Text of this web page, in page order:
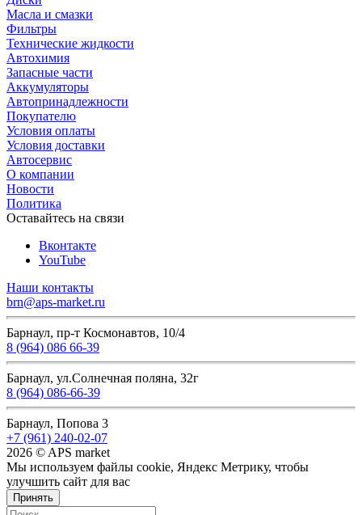
Масла и смазки
Фильтры
Технические жидкости
Автохимия
Запасные части
Аккумуляторы
Автопринадлежности
Покупателю
Условия оплаты
Условия доставки
Автосервис
О компании
Новости
Политика
Оставайтесь на связи
Вконтакте
YouTube
Наши контакты
brn@aps-market.ru
Барнаул, пр-т Космонавтов, 10/4
8 (964) 086 66-39
Барнаул, ул.Солнечная поляна, 32г
8 (964) 086-66-39
Барнаул, Попова 3
+7 (961) 240-02-07
2026 © APS market
Мы используем файлы cookie, Яндекс Метрику, чтобы
улучшить сайт для вас
Принять